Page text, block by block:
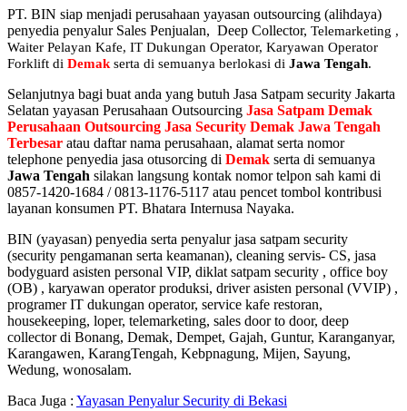
PT. BIN siap menjadi perusahaan yayasan outsourcing (alihdaya)
penyedia penyalur Sales Penjualan, Deep Collector, Telemarketing ,
Waiter Pelayan Kafe, IT Dukungan Operator, Karyawan Operator
Forklift di Demak serta di semuanya berlokasi di Jawa Tengah.
Selanjutnya bagi buat anda yang butuh Jasa Satpam security Jakarta
Selatan yayasan Perusahaan Outsourcing Jasa Satpam Demak
Perusahaan Outsourcing Jasa Security Demak Jawa Tengah
Terbesar atau daftar nama perusahaan, alamat serta nomor
telephone penyedia jasa otusorcing di Demak serta di semuanya
Jawa Tengah silakan langsung kontak nomor telpon sah kami di
0857-1420-1684 / 0813-1176-5117 atau pencet tombol kontribusi
layanan konsumen PT. Bhatara Internusa Nayaka.
BIN (yayasan) penyedia serta penyalur jasa satpam security
(security pengamanan serta keamanan), cleaning servis- CS, jasa
bodyguard asisten personal VIP, diklat satpam security , office boy
(OB) , karyawan operator produksi, driver asisten personal (VVIP) ,
programer IT dukungan operator, service kafe restoran,
housekeeping, loper, telemarketing, sales door to door, deep
collector di Bonang, Demak, Dempet, Gajah, Guntur, Karanganyar,
Karangawen, KarangTengah, Kebpnagung, Mijen, Sayung,
Wedung, wonosalam.
Baca Juga : Yayasan Penyalur Security di Bekasi